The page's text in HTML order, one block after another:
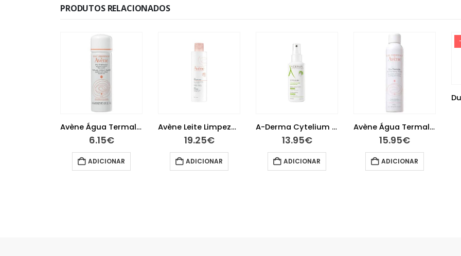
PRODUTOS RELACIONADOS
Avène Água Termal 50ml
6.15€
ADICIONAR
Avène Leite Limpeza 200 ml
19.25€
ADICIONAR
A-Derma Cytelium Spray Secante 100 ml
13.95€
ADICIONAR
Avène Água Termal 300ml
15.95€
ADICIONAR